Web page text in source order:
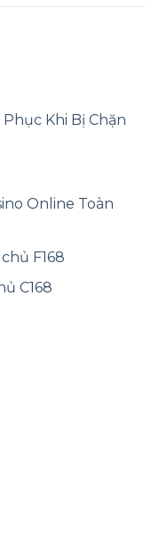
Khi Bị Chặn
Online Toàn
F168
C168